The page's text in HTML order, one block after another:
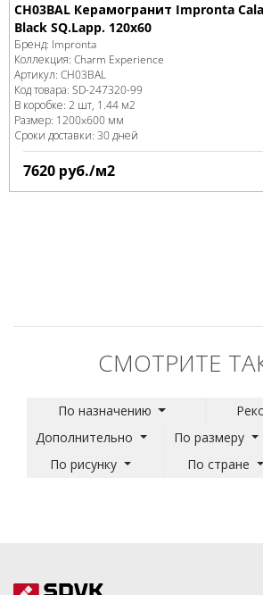
CH03BAL Керамогранит Impronta
Black SQ.Lapp. 120x60
Бренд: Impronta
Коллекция: Charm Experience
Артикул: CH03BAL
Код товара: SD-247320-99
В коробке: 2 шт, 1.44 м2
Размер: 1200x600 мм
Сроки доставки: 30 дней
7620 руб./м2
СМОТРИТЕ
По назначению
Дополнительно
По размеру
По рисунку
По стране